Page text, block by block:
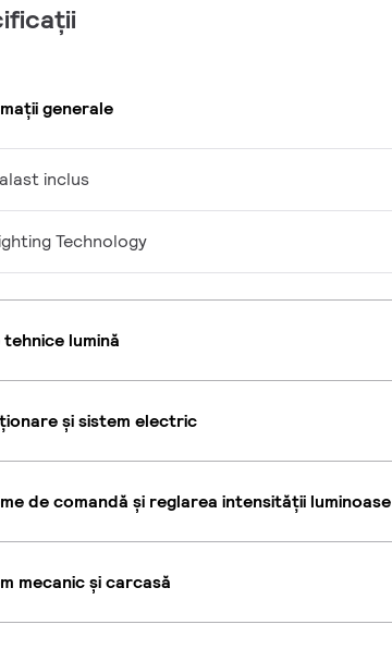
generale
inclus
Technology
lumină
și sistem electric
de comandă și reglarea intensității luminoase
mecanic și carcasă